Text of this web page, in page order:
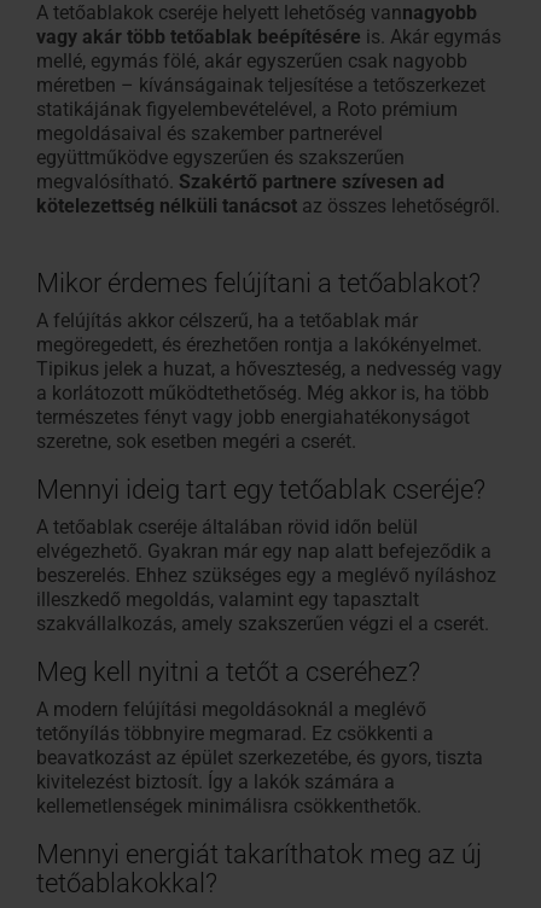
A tetőablakok cseréje helyett lehetőség vannagyobb
vagy akár több tetőablak beépítésére is. Akár egymás
mellé, egymás fölé, akár egyszerűen csak nagyobb
méretben – kívánságainak teljesítése a tetőszerkezet
statikájának figyelembevételével, a Roto prémium
megoldásaival és szakember partnerével
együttműködve egyszerűen és szakszerűen
megvalósítható. Szakértő partnere szívesen ad
kötelezettség nélküli tanácsot az összes lehetőségről.
Mikor érdemes felújítani a tetőablakot?
A felújítás akkor célszerű, ha a tetőablak már
megöregedett, és érezhetően rontja a lakókényelmet.
Tipikus jelek a huzat, a hőveszteség, a nedvesség vagy
a korlátozott működtethetőség. Még akkor is, ha több
természetes fényt vagy jobb energiahatékonyságot
szeretne, sok esetben megéri a cserét.
Mennyi ideig tart egy tetőablak cseréje?
A tetőablak cseréje általában rövid időn belül
elvégezhető. Gyakran már egy nap alatt befejeződik a
beszerelés. Ehhez szükséges egy a meglévő nyíláshoz
illeszkedő megoldás, valamint egy tapasztalt
szakvállalkozás, amely szakszerűen végzi el a cserét.
Meg kell nyitni a tetőt a cseréhez?
A modern felújítási megoldásoknál a meglévő
tetőnyílás többnyire megmarad. Ez csökkenti a
beavatkozást az épület szerkezetébe, és gyors, tiszta
kivitelezést biztosít. Így a lakók számára a
kellemetlenségek minimálisra csökkenthetők.
Mennyi energiát takaríthatok meg az új
tetőablakokkal?